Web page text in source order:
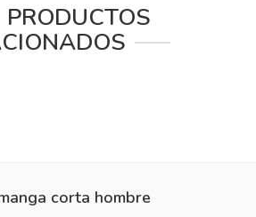
PRODUCTOS
corta hombre